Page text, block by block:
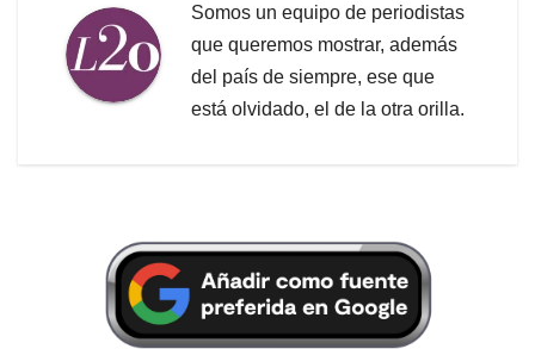
Somos un equipo de periodistas
que queremos mostrar, además
del país de siempre, ese que
está olvidado, el de la otra orilla.